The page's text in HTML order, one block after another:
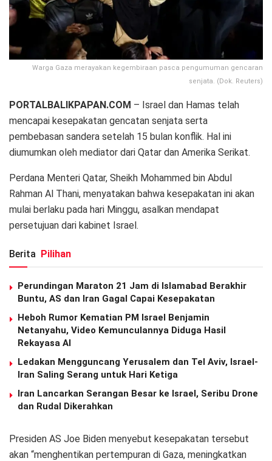
Warga Gaza merayakan kegembiraan pasca pengumuman gencaran
senjata. (Dok. Reuters)
PORTALBALIKPAPAN.COM – Israel dan Hamas telah
mencapai kesepakatan gencatan senjata serta
pembebasan sandera setelah 15 bulan konflik. Hal ini
diumumkan oleh mediator dari Qatar dan Amerika Serikat.
Perdana Menteri Qatar, Sheikh Mohammed bin Abdul
Rahman Al Thani, menyatakan bahwa kesepakatan ini akan
mulai berlaku pada hari Minggu, asalkan mendapat
persetujuan dari kabinet Israel.
Berita Pilihan
Perundingan Maraton 21 Jam di Islamabad Berakhir
Buntu, AS dan Iran Gagal Capai Kesepakatan
Heboh Rumor Kematian PM Israel Benjamin
Netanyahu, Video Kemunculannya Diduga Hasil
Rekayasa AI
Ledakan Mengguncang Yerusalem dan Tel Aviv, Israel-
Iran Saling Serang untuk Hari Ketiga
Iran Lancarkan Serangan Besar ke Israel, Seribu Drone
dan Rudal Dikerahkan
Presiden AS Joe Biden menyebut kesepakatan tersebut
akan “menghentikan pertempuran di Gaza, meningkatkan